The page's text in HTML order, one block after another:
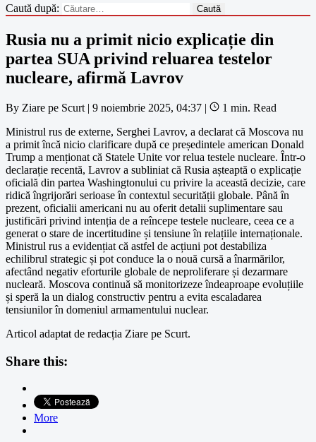
Caută după:
Rusia nu a primit nicio explicație din
partea SUA privind reluarea testelor
nucleare, afirmă Lavrov
By Ziare pe Scurt | 9 noiembrie 2025, 04:37 |
1 min. Read
Ministrul rus de externe, Serghei Lavrov, a declarat că Moscova nu
a primit încă nicio clarificare după ce președintele american Donald
Trump a menționat că Statele Unite vor relua testele nucleare. Într-o
declarație recentă, Lavrov a subliniat că Rusia așteaptă o explicație
oficială din partea Washingtonului cu privire la această decizie, care
ridică îngrijorări serioase în contextul securității globale. Până în
prezent, oficialii americani nu au oferit detalii suplimentare sau
justificări privind intenția de a reîncepe testele nucleare, ceea ce a
generat o stare de incertitudine și tensiune în relațiile internaționale.
Ministrul rus a evidențiat că astfel de acțiuni pot destabiliza
echilibrul strategic și pot conduce la o nouă cursă a înarmărilor,
afectând negativ eforturile globale de neproliferare și dezarmare
nucleară. Moscova continuă să monitorizeze îndeaproape evoluțiile
și speră la un dialog constructiv pentru a evita escaladarea
tensiunilor în domeniul armamentului nuclear.
Articol adaptat de redacția Ziare pe Scurt.
Share this:
More